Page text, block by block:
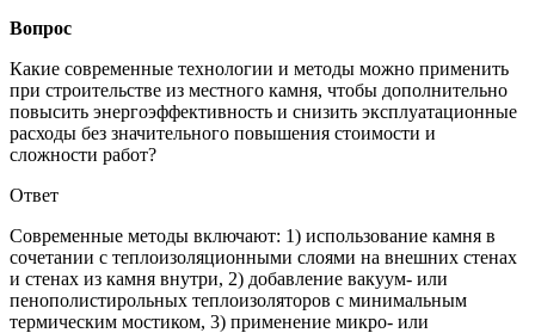
Вопрос
Какие современные технологии и методы можно применить
при строительстве из местного камня, чтобы дополнительно
повысить энергоэффективность и снизить эксплуатационные
расходы без значительного повышения стоимости и
сложности работ?
Ответ
Современные методы включают: 1) использование камня в
сочетании с теплоизоляционными слоями на внешних стенах
и стенах из камня внутри, 2) добавление вакуум- или
пенополистирольных теплоизоляторов с минимальным
термическим мостиком, 3) применение микро- или